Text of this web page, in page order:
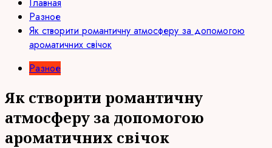
Разное
Як створити романтичну атмосферу за допомогою
ароматичних свічок
Разное
Як створити романтичну
атмосферу за допомогою
ароматичних свічок